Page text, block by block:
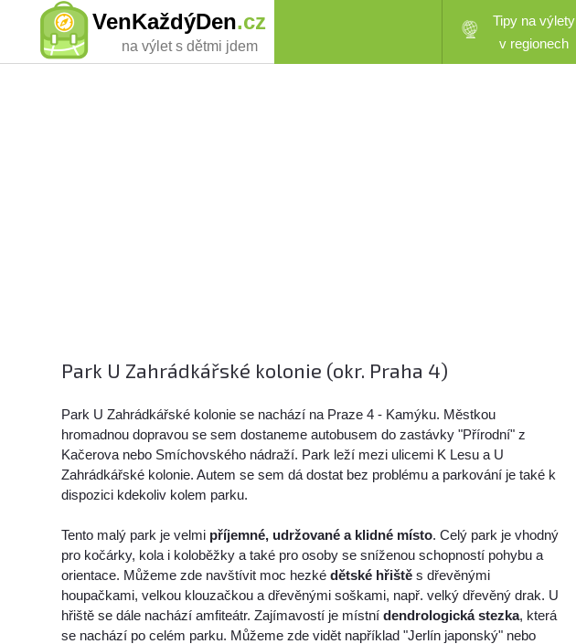
VenKaždýDen.cz
na výlet s dětmi jdem
Tipy na výlety
v regionech
Park U Zahrádkářské kolonie (okr. Praha 4)
Park U Zahrádkářské kolonie se nachází na Praze 4 - Kamýku. Městkou
hromadnou dopravou se sem dostaneme autobusem do zastávky "Přírodní" z
Kačerova nebo Smíchovského nádraží. Park leží mezi ulicemi K Lesu a U
Zahrádkářské kolonie. Autem se sem dá dostat bez problému a parkování je také k
dispozici kdekoliv kolem parku.
Tento malý park je velmi příjemné, udržované a klidné místo. Celý park je vhodný
pro kočárky, kola i koloběžky a také pro osoby se sníženou schopností pohybu a
orientace. Můžeme zde navštívit moc hezkédětské hřiště s dřevěnými
houpačkami, velkou klouzačkou a dřevěnými soškami, např. velký dřevěný drak. U
hřiště se dále nachází amfiteátr. Zajímavostí je místnídendrologická stezka, která
se nachází po celém parku. Můžeme zde vidět například "Jerlín japonský" nebo